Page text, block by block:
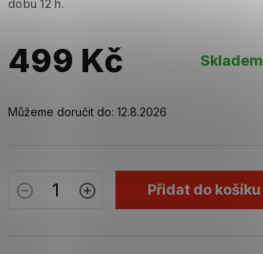
dobu 12 h.
499 Kč
cena:
Skladem
Můžeme doručit do: 12.8.2026
Přidat do košíku